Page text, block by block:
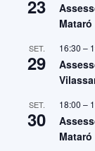
23
Mataró
SET.
29
16:30 –
SET.
30
18:00 –
Mataró